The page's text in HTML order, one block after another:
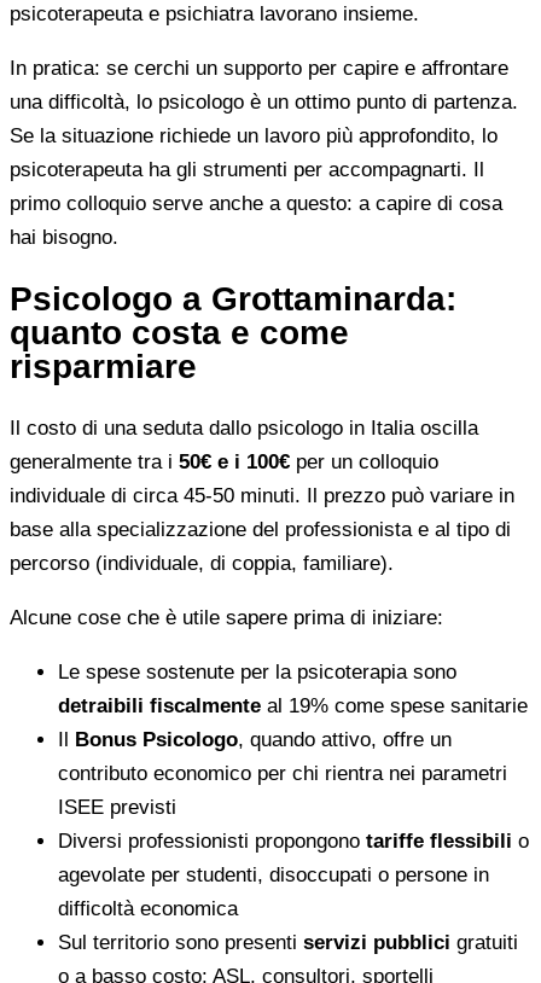
psicoterapeuta e psichiatra lavorano insieme.
In pratica: se cerchi un supporto per capire e affrontare
una difficoltà, lo psicologo è un ottimo punto di partenza.
Se la situazione richiede un lavoro più approfondito, lo
psicoterapeuta ha gli strumenti per accompagnarti. Il
primo colloquio serve anche a questo: a capire di cosa
hai bisogno.
Psicologo a Grottaminarda:
quanto costa e come
risparmiare
Il costo di una seduta dallo psicologo in Italia oscilla
generalmente tra i 50€ e i 100€ per un colloquio
individuale di circa 45-50 minuti. Il prezzo può variare in
base alla specializzazione del professionista e al tipo di
percorso (individuale, di coppia, familiare).
Alcune cose che è utile sapere prima di iniziare:
Le spese sostenute per la psicoterapia sono
detraibili fiscalmente al 19% come spese sanitarie
Il Bonus Psicologo, quando attivo, offre un
contributo economico per chi rientra nei parametri
ISEE previsti
Diversi professionisti propongono tariffe flessibili o
agevolate per studenti, disoccupati o persone in
difficoltà economica
Sul territorio sono presenti servizi pubblici gratuiti
o a basso costo: ASL, consultori, sportelli